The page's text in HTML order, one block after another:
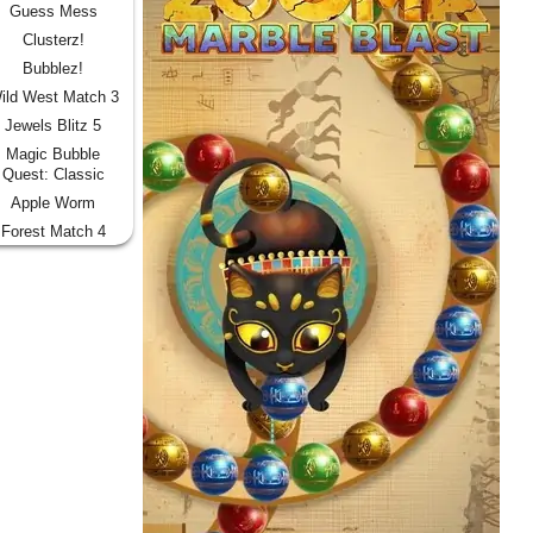
Guess Mess
Clusterz!
Bubblez!
West Match 3
Jewels Blitz 5
Magic Bubble
Quest: Classic
Apple Worm
Forest Match 4